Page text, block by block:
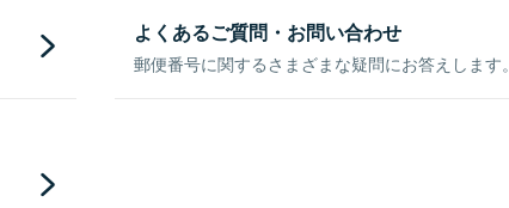
よくあるご質問・お問い合わせ
郵便番号に関するさまざまな疑問にお答えします。